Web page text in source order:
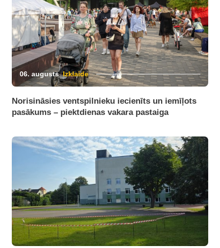
06. augusts Izklaide
Norisināsies ventspilnieku iecienīts un iemīļots
pasākums – piektdienas vakara pastaiga